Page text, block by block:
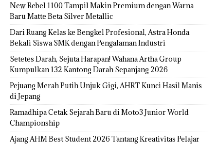
New Rebel 1100 Tampil Makin Premium dengan Warna
Baru Matte Beta Silver Metallic
Dari Ruang Kelas ke Bengkel Profesional, Astra Honda
Bekali Siswa SMK dengan Pengalaman Industri
Setetes Darah, Sejuta Harapan! Wahana Artha Group
Kumpulkan 132 Kantong Darah Sepanjang 2026
Pejuang Merah Putih Unjuk Gigi, AHRT Kunci Hasil Manis
di Jepang
Ramadhipa Cetak Sejarah Baru di Moto3 Junior World
Championship
Ajang AHM Best Student 2026 Tantang Kreativitas Pelajar